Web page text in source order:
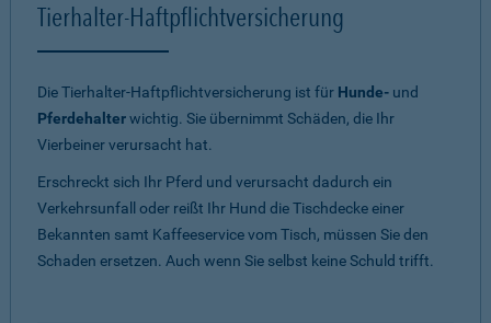
Tierhalter-Haftpflichtversicherung
Die Tierhalter-Haftpflichtversicherung ist für Hunde- und
Pferdehalterwichtig. Sie übernimmt Schäden, die Ihr
Vierbeiner verursacht hat.
Erschreckt sich Ihr Pferd und verursacht dadurch ein
Verkehrsunfall oder reißt Ihr Hund die Tischdecke einer
Bekannten samt Kaffeeservice vom Tisch, müssen Sie den
Schaden ersetzen. Auch wenn Sie selbst keine Schuld trifft.